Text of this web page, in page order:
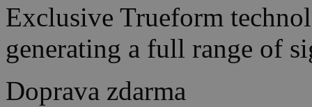
Exclusive Trueform
generating a full range of
Doprava zdarma